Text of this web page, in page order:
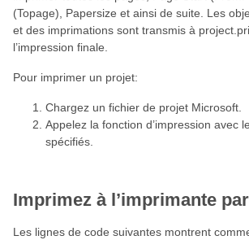
(Topage), Papersize et ainsi de suite. Les
et des imprimations sont transmis à
l’impression finale.
Pour imprimer un projet:
Chargez un fichier de projet Microsoft.
Appelez la fonction d’impression avec
spécifiés.
Imprimez à l’imprimante
Les lignes de code suivantes montrent